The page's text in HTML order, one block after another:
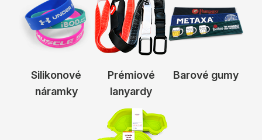
Silikonové
náramky
Prémiové
lanyardy
Barové gumy